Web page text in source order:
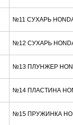
№11 СУХАРЬ
№12 СУХАРЬ
№13 ПЛУНЖЕР
№14 ПЛАСТИНА
№15 ПРУЖИНКА